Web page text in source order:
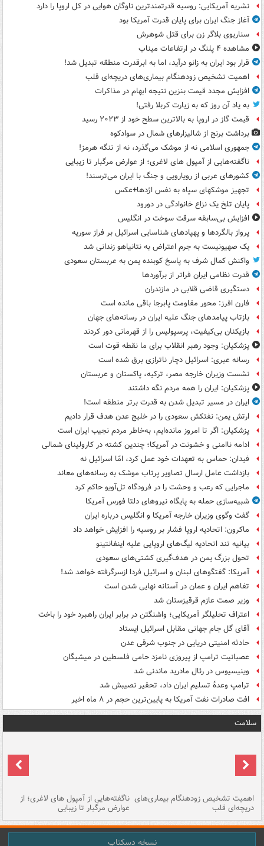
نشریه آمریکایی: روسیه قدرتمندترین ناوگان هوایی در کل اروپا را دارد
آغاز جنگ ایران برای پایان قدرت آمریکا بود
سناریوی بلاگر زن برای قتل شوهرش
مشاهده ۴ پلنگ در ارتفاعات میناب
قرار بود ایران به زانو درآید، اما به ابرقدرت منطقه تبدیل شد!
اهمیت تشخیص زودهنگام بیماری‌های دریچه‌ای قلب
افزایش مجدد قیمت بنزین نتیجه ابهام در مذاکرات
به یاد آن روز که به زیارت کربلا رفتی!
قیمت گاز در اروپا به بالاترین سطح خود از ۲۰۲۳ رسید
برداشت برنج از شالیزارهای شمال در سوادکوه
جمهوری اسلامی نه از موشک می‌گذرد، نه از تنگه هرمز!
ناگفته‌هایی از آمپول های لاغری؛ از عوارض مرگبار تا زیبایی
کشورهای عربی از رویارویی و جنگ با ایران می‌ترسند!
تجهیز موشکهای سپاه به نفس اژدها+عکس
پایان تلخ یک نزاع خانوادگی در دورود
افزایش بی‌سابقه سرقت سوخت در انگلیس
پرواز بالگردها و پهپادهای شناسایی اسرائیل بر فراز سوریه
یک صهیونیست به جرم اعتراض به نتانیاهو زندانی شد
واکنش کمال شرف به پاسخ کوبنده یمن به عربستان سعودی
قدرت نظامی ایران فراتر از برآوردها
دستگیری قاضی قلابی در مازندران
فارن افرز: محور مقاومت پابرجا باقی مانده است
بازتاب پیامدهای جنگ علیه ایران در رسانه‌های جهان
بازیکنان بی‌کیفیت، پرسپولیس را از قهرمانی دور کردند
پزشکیان: وجود رهبر انقلاب برای ما نقطه قوت است
رسانه عبری: اسرائیل دچار ناترازی برق شده است
نشست وزیران خارجه مصر، ترکیه، پاکستان و عربستان
پزشکیان: ایران را همه مردم نگه داشتند
ایران در مسیر تبدیل شدن به قدرت برتر منطقه است!
ارتش یمن: نفتکش سعودی را در خلیج عدن هدف قرار دادیم
پزشکیان: اگر تا امروز مانده‌ایم، به‌خاطر مردم نجیب ایران است
ادامه ناامنی و خشونت در آمریکا؛ چندین کشته در کارولینای شمالی
فیدان: حماس به تعهدات خود عمل کرد، امّا اسرائیل نه
بازداشت عامل ارسال تصاویر پرتاب موشک به رسانه‌های معاند
ماجرایی که رعب و وحشت را در فرودگاه تل‌آویو حاکم کرد
شبیه‌سازی حمله به پایگاه نیروهای دلتا فورس آمریکا
گفت وگوی وزیران خارجه آمریکا و انگلیس درباره ایران
ماکرون: اتحادیه اروپا فشار بر روسیه را افزایش خواهد داد
بیانیه تند اتحادیه لیگ‌های اروپایی علیه اینفانتینو
تحول بزرگ یمن در هدف‌گیری کشتی‌های سعودی
آمریکا: گفتگوهای لبنان و اسرائیل فردا ازسرگرفته خواهد شد!
تفاهم ایران و عمان در آستانه نهایی شدن است
وزیر صمت عازم قرقیزستان شد
اعتراف تحلیلگر آمریکایی؛ واشنگتن در برابر ایران راهبرد خود را باخت
آقای گل جام جهانی مقابل اسرائیل ایستاد
حادثه امنیتی دریایی در جنوب شرقی عدن
عصبانیت ترامپ از پیروزی نامزد حامی فلسطین در میشیگان
وینیسیوس در رئال مادرید ماندنی شد
ترامپ وعدۀ تسلیم ایران داد، تحقیر نصیبش شد
افت صادرات نفت آمریکا به پایین‌ترین حجم در ۸ ماه اخیر
سلامت
اهمیت تشخیص زودهنگام بیماری‌های
دریچه‌ای قلب
ناگفته‌هایی از آمپول های لاغری؛ از
عوارض مرگبار تا زیبایی
نسخه دسکتاپ